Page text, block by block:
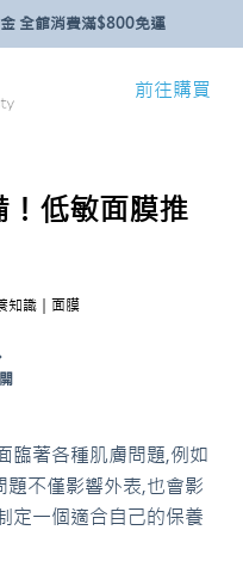
全館消費滿$800免運
前往購買
低敏面膜推
知識｜面膜
臨著各種肌膚問題,例如
不僅影響外表,也會影
定一個適合自己的保養